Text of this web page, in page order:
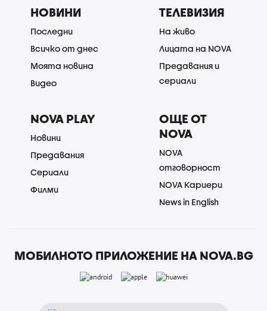
НОВИНИ
Последни
Всичко от днес
Моята новина
Видео
ТЕЛЕВИЗИЯ
На живо
Лицата на NOVA
Предавания и
сериали
NOVA PLAY
Новини
Предавания
Сериали
Филми
ОЩЕ ОТ
NOVA
NOVA
отговорност
NOVA Кариери
News in English
МОБИЛНОТО ПРИЛОЖЕНИЕ НА NOVA.BG